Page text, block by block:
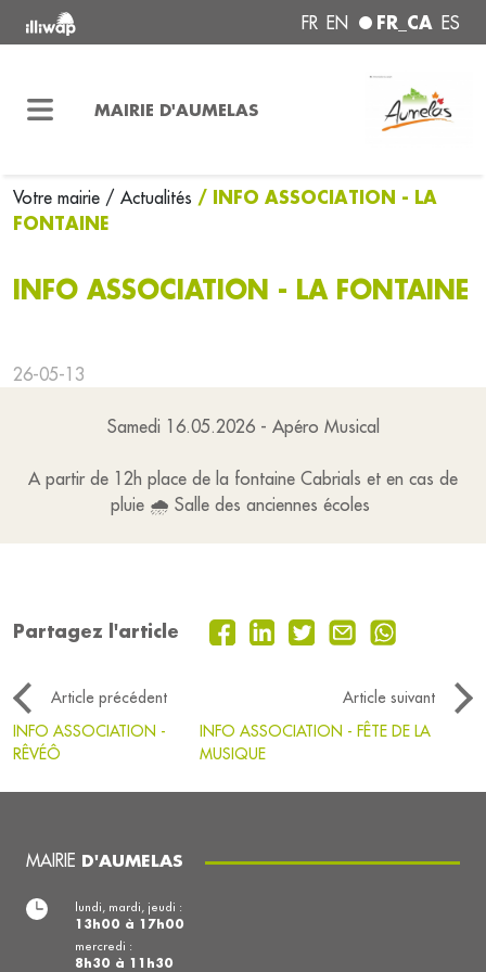
FR EN FR_CA ES
MAIRIE D'AUMELAS
Votre mairie / Actualités / INFO ASSOCIATION - LA
FONTAINE
INFO ASSOCIATION - LA FONTAINE
26-05-13
Samedi 16.05.2026 - Apéro Musical
A partir de 12h place de la fontaine Cabrials et en cas de
pluie 🌧️ Salle des anciennes écoles
Partagez l'article
Article précédent
Article suivant
INFO ASSOCIATION -
RÊVÉÔ
INFO ASSOCIATION - FÊTE DE LA
MUSIQUE
MAIRIE D'AUMELAS
lundi, mardi, jeudi :
13h00 à 17h00
mercredi :
8h30 à 11h30